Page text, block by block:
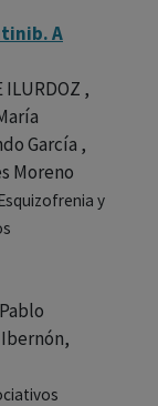
A
ILURDOZ ,
García ,
Moreno
y